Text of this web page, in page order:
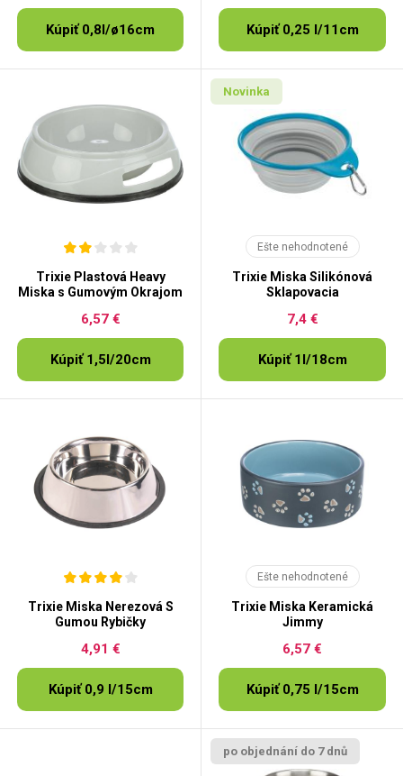
Kúpiť 0,8l/ø16cm Kúpiť 0,25 l/11cm
Trixie Plastová Heavy
Miska s Gumovým Okrajom
6,57 €
Kúpiť 1,5l/20cm
Novinka
Ešte nehodnotené
Trixie Miska Silikónová
Sklapovacia
7,4 €
Kúpiť 1l/18cm
Trixie Miska Nerezová S
Gumou Rybičky
4,91 €
Kúpiť 0,9 l/15cm
Ešte nehodnotené
Trixie Miska Keramická
Jimmy
6,57 €
Kúpiť 0,75 l/15cm
po objednání do 7 dnů